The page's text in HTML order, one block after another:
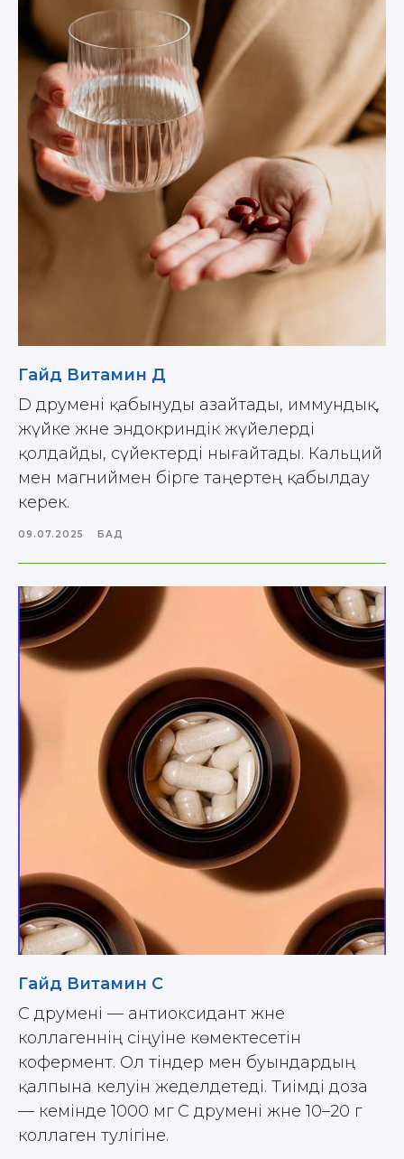
Гайд Витамин Д
D дәрумені қабынуды азайтады, иммундық,
жүйке және эндокриндік жүйелерді
қолдайды, сүйектерді нығайтады. Кальций
мен магниймен бірге таңертең қабылдау
керек.
09.07.2025 БАД
Гайд Витамин С
С дәрумені — антиоксидант және
коллагеннің сіңуіне көмектесетін
кофермент. Ол тіндер мен буындардың
қалпына келуін жеделдетеді. Тиімді доза
— кемінде 1000 мг С дәрумені және 10–20 г
коллаген тәулігіне.